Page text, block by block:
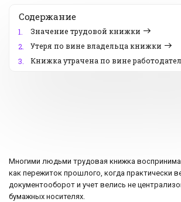
Содержание
1.
Значение трудовой книжки
2.
Утеря по вине владельца книжки
3.
Книжка утрачена по вине
Многими людьми трудовая книжка
как пережиток прошлого, когда практически
документооборот и учет велись не
бумажных носителях.